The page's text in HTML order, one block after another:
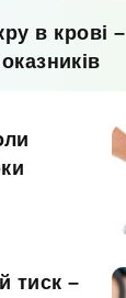
в крові –
тиск –